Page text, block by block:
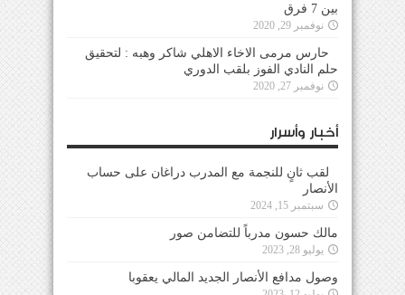
بين 7 فرق
نوفمبر 29, 2020
حارس مرمى الاخاء الاهلي شاكر وهبه : لتحقيق
حلم النادي الفوز بلقب الدوري
نوفمبر 27, 2020
أخبار وأسرار
لقب ثانٍ للنجمة مع المدرب دراغان على حساب
الأنصار
سبتمبر 15, 2024
مالك حسون مدرباً للتضامن صور
يوليو 28, 2023
وصول مدافع الأنصار الجديد المالي يعقوبا